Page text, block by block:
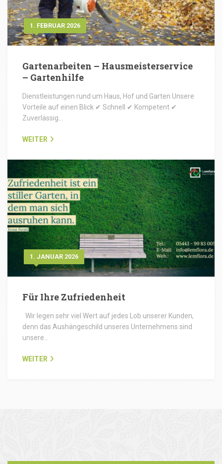
1. FEBRUAR 2026
Gartenarbeiten – Hausmeisterservice
– Gartenhilfe
Dienstleistungen rund um Haus, Hof und Garten Unsere
Vorteile auf einen Blick ✔ Schnell ✔ Kompetent ✔
Zuverlässig…
WEITER
1. JANUAR 2026
Für Ihre Zufriedenheit
Wir legen sehr viel Wert auf jedes Lob unserer Kunden,
denn das Aushängeschild unseres Unternehmens sind
unsere…
WEITER